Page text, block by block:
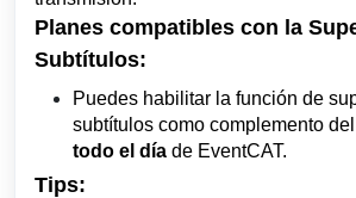
Planes compatibles con la
Subtítulos:
Puedes habilitar la función de
subtítulos como complemento del
todo el día de EventCAT.
Tips: